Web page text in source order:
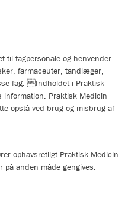
til fagpersonale og henvender
farmaceuter, tandlæger,
fag. Indholdet i Praktisk
Praktisk Medicin
opstå ved brug og misbrug af
ophavsretligt Praktisk Medicin
på anden måde gengives.